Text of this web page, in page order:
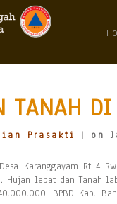
TANAH
Prasakti | on
Karanggayam Rt 4
Hujan lebat dan Tanah
BPBD Kab.